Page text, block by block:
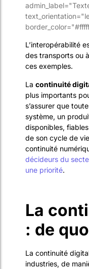
L’interopérabilité
des transports ou
ces exemples.
La continuité
plus importants
s’assurer que
système, un
disponibles,
de son cycle de
continuité
décideurs du
une priorité.
La
: de
La continuité
industries, de